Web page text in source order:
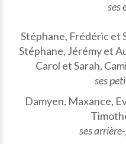
ses
Stéphane, Frédéric et
Stéphane, Jérémy et
Carol et Sarah,
ses
Damyen, Maxance,
ses